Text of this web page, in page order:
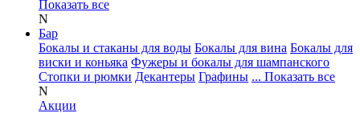
Показать все
N
Бар
Бокалы и стаканы для воды Бокалы для вина Бокалы для
виски и коньяка Фужеры и бокалы для шампанского
Стопки и рюмки Декантеры Графины ... Показать все
N
Акции